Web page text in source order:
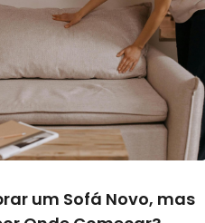
um Sofá Novo, mas